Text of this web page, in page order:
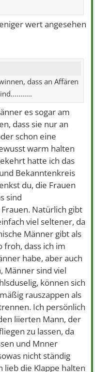
wert angesehen
dass an Affären
es sogar am
dass sie nur an
schon eine
warm halten
hatte ich das
Bekanntenkreis
du, die Frauen
sind
Natürlich gibt
viel seltener, da
Männer gibt als
froh, dass ich im
habe, aber auch
Männer sind viel
können sich
rauszappen als
Ich persönlich
liierten Mann, der
zu lassen, da
und Mnner
nicht ständig
lieb die Klappe halten